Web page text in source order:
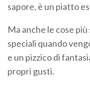
sapore, è un piatto
Ma anche le cose
speciali quando
e un pizzico di
propri gusti.